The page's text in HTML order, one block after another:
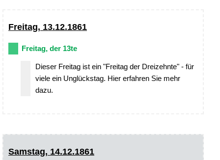
Freitag, 13.12.1861
Freitag, der 13te
Dieser Freitag ist ein "Freitag der Dreizehnte" - für
viele ein Unglückstag. Hier erfahren Sie mehr
dazu.
Samstag, 14.12.1861